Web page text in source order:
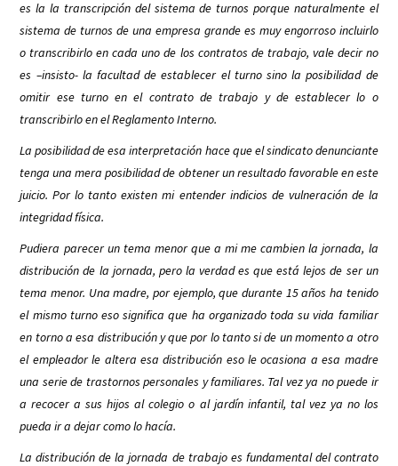
es la la transcripción del sistema de turnos porque naturalmente el
sistema de turnos de una empresa grande es muy engorroso incluirlo
o transcribirlo en cada uno de los contratos de trabajo, vale decir no
es –insisto- la facultad de establecer el turno sino la posibilidad de
omitir ese turno en el contrato de trabajo y de establecer lo o
transcribirlo en el Reglamento Interno.
La posibilidad de esa interpretación hace que el sindicato denunciante
tenga una mera posibilidad de obtener un resultado favorable en este
juicio. Por lo tanto existen mi entender indicios de vulneración de la
integridad física.
Pudiera parecer un tema menor que a mi me cambien la jornada, la
distribución de la jornada, pero la verdad es que está lejos de ser un
tema menor. Una madre, por ejemplo, que durante 15 años ha tenido
el mismo turno eso significa que ha organizado toda su vida familiar
en torno a esa distribución y que por lo tanto si de un momento a otro
el empleador le altera esa distribución eso le ocasiona a esa madre
una serie de trastornos personales y familiares. Tal vez ya no puede ir
a recocer a sus hijos al colegio o al jardín infantil, tal vez ya no los
pueda ir a dejar como lo hacía.
La distribución de la jornada de trabajo es fundamental del contrato